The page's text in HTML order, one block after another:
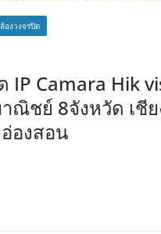
องวงจรปิด
IP Camara Hik
ณิชย์ 8จังหวัด เชี
องสอน